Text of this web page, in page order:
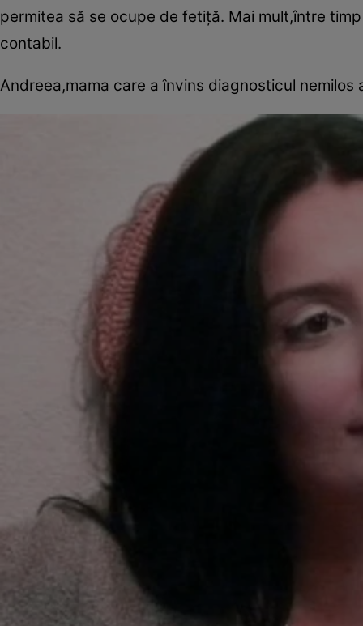
permitea să se ocupe de fetiţă. Mai mult,între
contabil.
Andreea,mama care a învins diagnosticul nemilos